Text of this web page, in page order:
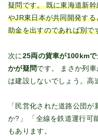
疑問です。 既に東海道新
やJR東日本が共同開発す
助金を出すのであれば別で
次に25両の貨車が100km
かが疑問です。 まさか列
は建設しないでしょう。高
「民営化された道路公団
か?」 「全線を鉄道運行可
もあります。